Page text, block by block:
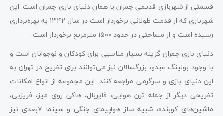
قسمتی از شهربازی قدیمی چمران یا همان دنیای بازی چمران است. این
شهربازی که از قدمت طولانی برخوردار است در سال ۱۳۴۲ به بهره‌برداری
رسیده است و از مساحتی در حدود ۱۵۰۰ مترمربع برخوردار است.
دنیای بازی چمران گزینه بسیار مناسبی برای کودکان و نوجوانان است و
با وجود بولینگ عبدو، بزرگسالان نیز می‌توانند برای تفریح در تهران به
این دنیای بازی و سرگرمی مراجعه کنند. این مجموعه از انواع امکانات
تفریحی دیگر از جمله ترن هوایی، فایربال، هاکی روی میز، فریزبی،
ماشین‌های کوبنده، شبیه ساز هواپیمای جنگی و سینما ۷بعدی نیز